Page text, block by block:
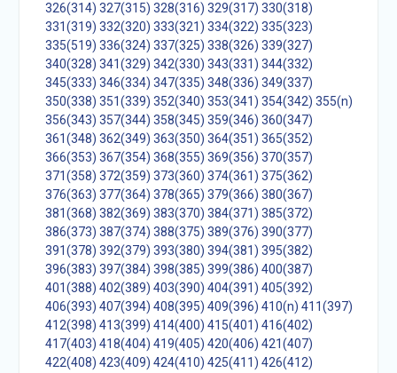
326(314) 327(315) 328(316) 329(317) 330(318)
331(319) 332(320) 333(321) 334(322) 335(323)
335(519) 336(324) 337(325) 338(326) 339(327)
340(328) 341(329) 342(330) 343(331) 344(332)
345(333) 346(334) 347(335) 348(336) 349(337)
350(338) 351(339) 352(340) 353(341) 354(342) 355(n)
356(343) 357(344) 358(345) 359(346) 360(347)
361(348) 362(349) 363(350) 364(351) 365(352)
366(353) 367(354) 368(355) 369(356) 370(357)
371(358) 372(359) 373(360) 374(361) 375(362)
376(363) 377(364) 378(365) 379(366) 380(367)
381(368) 382(369) 383(370) 384(371) 385(372)
386(373) 387(374) 388(375) 389(376) 390(377)
391(378) 392(379) 393(380) 394(381) 395(382)
396(383) 397(384) 398(385) 399(386) 400(387)
401(388) 402(389) 403(390) 404(391) 405(392)
406(393) 407(394) 408(395) 409(396) 410(n) 411(397)
412(398) 413(399) 414(400) 415(401) 416(402)
417(403) 418(404) 419(405) 420(406) 421(407)
422(408) 423(409) 424(410) 425(411) 426(412)